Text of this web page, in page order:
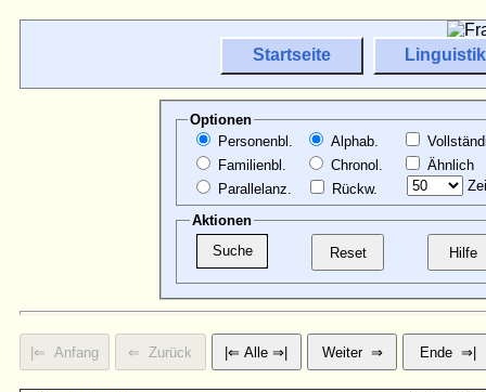
Startseite Linguistik
Optionen
Personenbl.
Familienbl.
Parallelanz.
Alphab.
Chronol.
Rückw.
Ähnlich
Aktionen